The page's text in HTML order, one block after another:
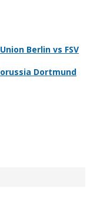
Berlin vs FSV
Dortmund